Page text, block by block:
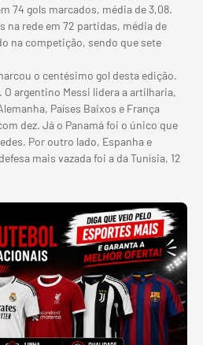
74 gols marcados, média de 3,08.
na rede em 72 partidas, média de
na competição, sendo que sete
o centésimo gol desta edição.
O argentino Messi lidera a artilharia,
Países Baixos e França
dez. Já o Panamá foi o único que
Por outro lado, Espanha e
mais vazada foi a da Tunísia, 12